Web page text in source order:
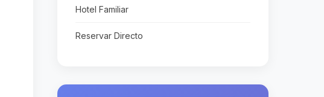
Hotel Familiar
Reservar Directo